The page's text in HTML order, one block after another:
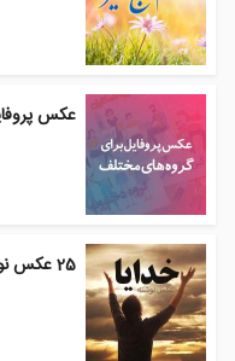
عکس
25 عکس نوشته خدایا زیبا و احساسی